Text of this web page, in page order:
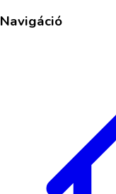
Navigáció